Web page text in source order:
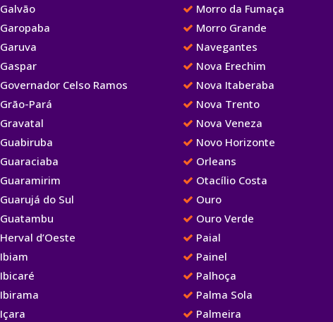
Galvão
Garopaba
Garuva
Gaspar
Governador Celso Ramos
Grão-Pará
Gravatal
Guabiruba
Guaraciaba
Guaramirim
Guarujá do Sul
Guatambu
Herval d’Oeste
Ibiam
Ibicaré
Ibirama
Içara
Morro da Fumaça
Morro Grande
Navegantes
Nova Erechim
Nova Itaberaba
Nova Trento
Nova Veneza
Novo Horizonte
Orleans
Otacílio Costa
Ouro
Ouro Verde
Paial
Painel
Palhoça
Palma Sola
Palmeira